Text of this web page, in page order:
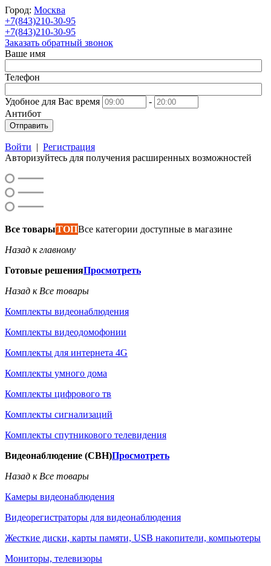
Город: Москва
+7(843)210-30-95
+7(843)210-30-95
Заказать обратный звонок
Ваше имя
Телефон
Удобное для Вас время
-
Антибот
Отправить
Войти | Регистрация
Авторизуйтесь для получения расширенных возможностей
Все товарыТОПВсе категории доступные в магазине
Назад к главному
Готовые решенияПросмотреть
Назад к Все товары
Комплекты видеонаблюдения
Комплекты видеодомофонии
Комплекты для интернета 4G
Комплекты умного дома
Комплекты цифрового тв
Комплекты сигнализаций
Комплекты спутникового телевидения
Видеонаблюдение (СВН)Просмотреть
Назад к Все товары
Камеры видеонаблюдения
Видеорегистраторы для видеонаблюдения
Жесткие диски, карты памяти, USB накопители, компьютеры
Мониторы, телевизоры